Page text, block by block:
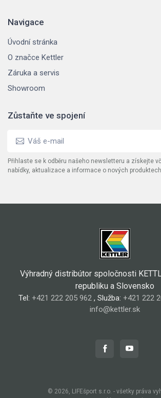
Navigace
Úvodní stránka
O značce Kettler
Záruka a servis
Showroom
Zůstaňte ve spojení
Přihlaste se k odběru našeho newsletteru a získejte
nabídky, aktualizace a informace o nových produktech.
Výhradný distribútor spoločnosti
republiku a Slovensko
Tel: +421 222 205 962, Služba: +421 222
info@kettler.sk
© 2026, LIFEšport s.r.o. - všetky práva